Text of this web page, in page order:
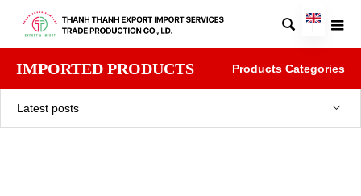

IMPORTED PRODUCTS Products Categories
Latest posts